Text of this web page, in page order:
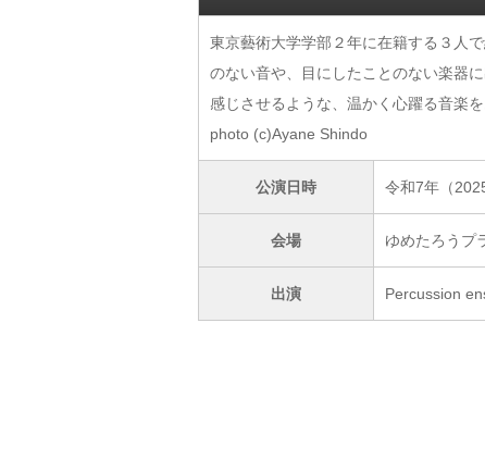
東京藝術大学学部２年に在籍する３人
のない音や、目にしたことのない楽器
感じさせるような、温かく心躍る音楽
photo (c)Ayane Shindo
公演日時 令和7年（
会場 ゆめたろうプ
出演 Percussion